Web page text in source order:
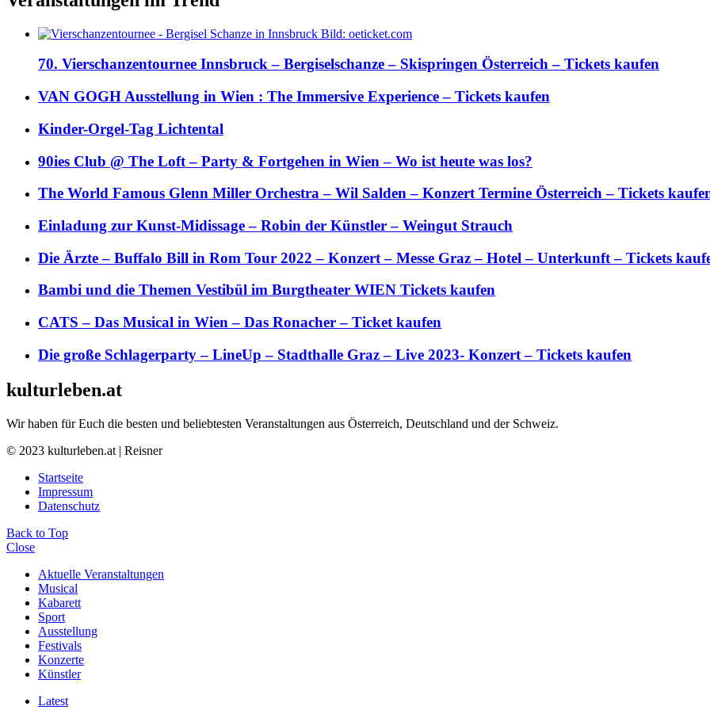
70. Vierschanzentournee Innsbruck – Bergiselschanze – Skispringen Österreich – Tickets kaufen
VAN GOGH Ausstellung in Wien : The Immersive Experience – Tickets kaufen
Kinder-Orgel-Tag Lichtental
90ies Club @ The Loft – Party & Fortgehen in Wien – Wo ist heute was los?
The World Famous Glenn Miller Orchestra – Wil Salden – Konzert Termine Österreich – Tickets
Einladung zur Kunst-Midissage – Robin der Künstler – Weingut Strauch
Die Ärzte – Buffalo Bill in Rom Tour 2022 – Konzert – Messe Graz – Hotel – Unterkunft – Tickets
Bambi und die Themen Vestibül im Burgtheater WIEN Tickets kaufen
CATS – Das Musical in Wien – Das Ronacher – Ticket kaufen
Die große Schlagerparty – LineUp – Stadthalle Graz – Live 2023- Konzert – Tickets kaufen
kulturleben.at
Wir haben für Euch die besten und beliebtesten Veranstaltungen aus Österreich, Deutschland und der Schweiz.
© 2023 kulturleben.at | Reisner
Startseite
Impressum
Datenschutz
Back to Top
Close
Aktuelle Veranstaltungen
Musical
Kabarett
Sport
Ausstellung
Festivals
Konzerte
Künstler
Latest